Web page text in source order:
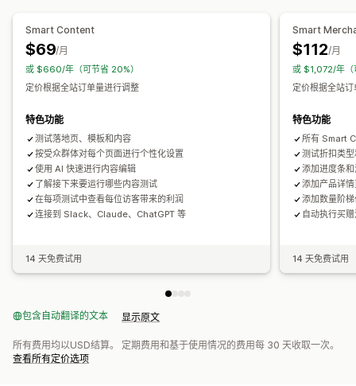
Smart Content
$69/月
或 $660/年（可节省 20%）
定价根据全站订单量进行调整
特色功能
测试落地页、模板和内容
按受众群体对每个页面进行个性化设置
使用 AI 快速进行内容编辑
了解接下来要运行哪些内容测试
在每项测试中查看每位访客带来的利润
连接到 Slack、Claude、ChatGPT 等
14 天免费试用
Smart
$112/月
或 $1,072/年（
定价根据全站
特色功能
所有 Smart
测试折扣类
添加进度条
添加产品详
添加数量阶
自动执行买
14 天免费试用
包含自动翻译的文本 显示原文
所有费用均以USD结算。 定期费用和基于使用情况的费用每 30 天收取一次。
查看所有定价选项